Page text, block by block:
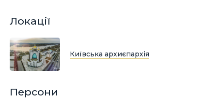
Локації
Київська архиєпархія
Персони